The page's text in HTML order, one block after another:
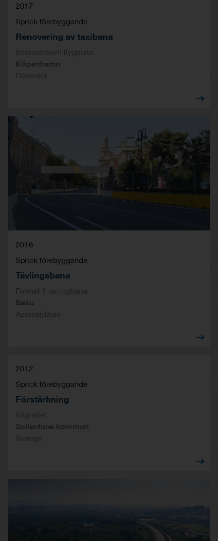
2017
Sprick förebyggande
Renovering av taxibana
Internationell flygplats
Köpenhamn
Danmark
2016
Sprick förebyggande
Tävlingsbana
Formel 1 racingbana
Baku
Azerbajdzjan
2012
Sprick förebyggande
Förstärkning
Vägnätet
Sollentuna kommun
Sverige